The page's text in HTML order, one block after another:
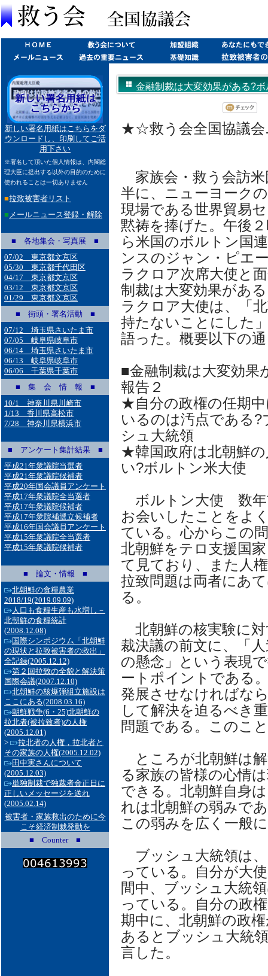
新しい署名用紙はこちらをダ
ウンロードし、印刷してご活
用下さい
※署名して頂いた個人情報は、内閣総
理大臣に提出する以外の目的のために
使われることは一切ありません
■拉致被害者リスト
■ メールニュース登録・解除
■ 各地集会・写真展 ■
07/02 東京都文京区
05/30 東京都千代田区
04/17 東京都文京区
03/12 東京都文京区
01/29 東京都文京区
■ 街頭・署名活動 ■
07/12 埼玉県さいたま市
07/05 岐阜県岐阜市
06/14 埼玉県さいたま市
06/13 岐阜県岐阜市
06/06 千葉県千葉市
■ 集 会 情 報 ■
10/1 神奈川県川崎市
1/13 香川県高松市
7/28 神奈川県横浜市
■ アンケート集計結果 ■
平成21年衆議院当選者
平成21年衆議院候補者
平成20年国会議員アンケート
平成17年衆議院全当選者
平成17年衆議院候補者
平成17年衆院補選立候補者
平成16年国会議員アンケート
平成15年衆議院全当選者
平成15年衆議院候補者
■ 論文・情報 ■
北朝鮮の食糧農業
2018/19(2019.09.09)
人口も食糧生産も水増し－
北朝鮮の食糧統計
(2008.12.08)
国際シンポジウム「北朝鮮
の現状と拉致被害者の救出」
全記録(2005.12.12)
第２回拉致の全貌と解決策
国際会議(2007.12.10)
北朝鮮の核爆弾組立施設は
ここにある(2008.03.16)
朝鮮戦争(6・25)北朝鮮の
拉北者(被拉致者)の人権
(2005.12.01)
>
拉北者の人権，拉北者と
その家族の人権(2005.12.02)
田中実さんについて
(2005.12.03)
単独制裁で独裁者金正日に
正しいメッセージを送れ
(2005.02.14)
被害者・家族救出のために今
こそ経済制裁発動を
■ Counter ■
金融制裁は大変効果がある?
★☆救う会全国協議
家族会・救う会訪米
半に、ニューヨーク
現場である世界貿易
黙祷を捧げた。午後
ら米国のボルトン国
ンスのジャン・ピエ
ラクロア次席大使と
制裁は大変効果があ
ラクロア大使は、「
持たないことにした
語った。概要以下の
■金融制裁は大変効果
報告２
★自分の政権の任期
いるのは汚点である?
シュ大統領
★韓国政府は北朝鮮
い?ボルトン米大使
ボルトン大使 数年
お会いしたことをよ
ている。心からこの
北朝鮮をテロ支援国
て見ており、また人
拉致問題は両者にあ
る。
北朝鮮の核実験に対
裁決議の前文に、「
の懸念」という表現
ートポイントである
発展させなければな
して解決を迫るべき
問題である。このこ
ところが北朝鮮は
る家族の皆様の心情
できる。北朝鮮自身
れは北朝鮮の弱みで
この弱みを広く一般
ブッシュ大統領は
っている。自分が大
間中、ブッシュ大統
っている。自分の政
期中に、北朝鮮の政
あるとブッシュ大統
言した。